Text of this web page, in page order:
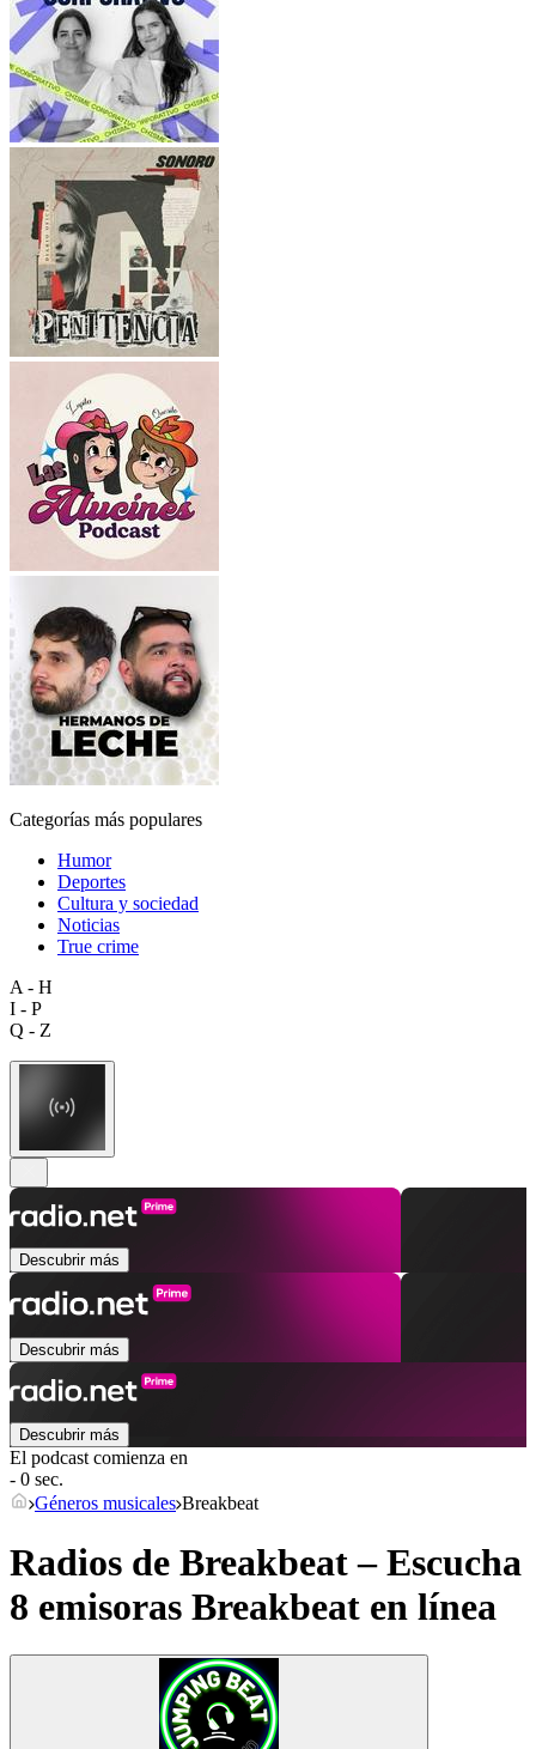
Categorías más populares
Humor
Deportes
Cultura y sociedad
Noticias
True crime
A - H
I - P
Q - Z
Descubrir más
Descubrir más
Descubrir más
El podcast comienza en
- 0 sec.
Géneros musicales Breakbeat
Radios de Breakbeat – Escucha
8 emisoras Breakbeat en línea